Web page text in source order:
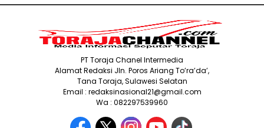
PT Toraja Chanel Intermedia
Alamat Redaksi Jln. Poros Ariang To’ra’da’,
Tana Toraja, Sulawesi Selatan
Email : redaksinasional21@gmail.com
Wa : 082297539960